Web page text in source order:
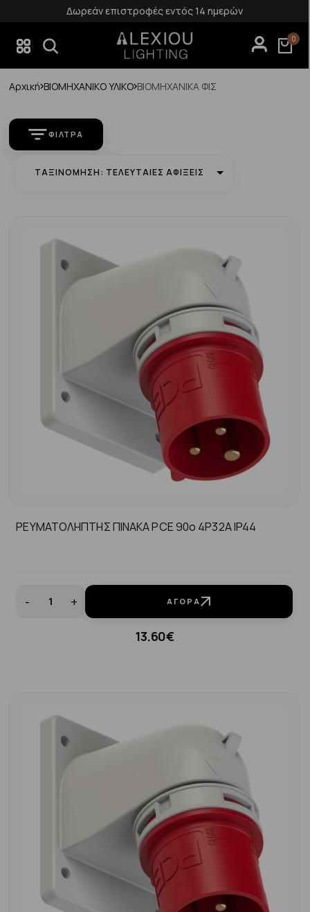
Δωρεάν επιστροφές εντός 14 ημερών
0
Αρχική ΒΙΟΜΗΧΑΝΙΚΟ ΥΛΙΚΟ ΒΙΟΜΗΧΑΝΙΚΑ ΦΙΣ
ΦΊΛΤΡΑ
ΤΑΞΙΝΌΜΗΣΗ: ΤΕΛΕΥΤΑΊΕΣ ΑΦΊΞΕΙΣ
ΡΕΥΜΑΤΟΛΗΠΤΗΣ ΠΙΝΑΚΑ PCE 90ο 4P32A ΙP44
- + ΑΓΟΡΆ
13.60€